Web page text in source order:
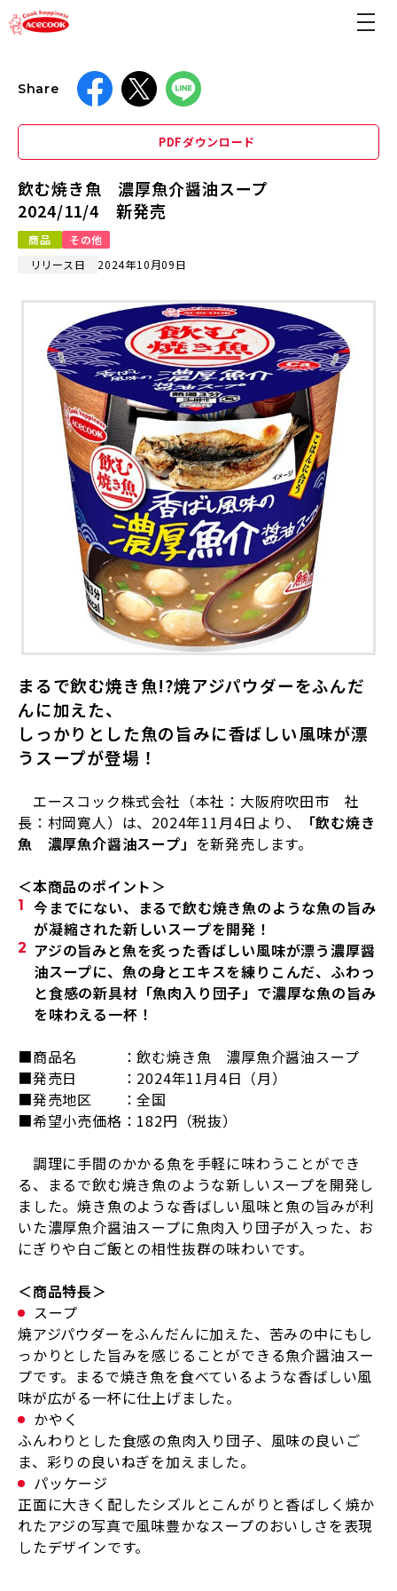
Share
PDFダウンロード
飲む焼き魚 濃厚魚介醤油スープ
2024/11/4 新発売
商品
その他
リリース日
2024年10月09日
まるで飲む焼き魚!?焼アジパウダーをふんだ
んに加えた、
しっかりとした魚の旨みに香ばしい風味が漂
うスープが登場！
エースコック株式会社（本社：大阪府吹田市 社
長：村岡寛人）は、 2024年11月4日より、
「飲む焼き
魚 濃厚魚介醤油スープ」 を新発売します。
＜本商品のポイント＞
今までにない、まるで飲む焼き魚のような魚の旨み
が凝縮された新しいスープを開発！
アジの旨みと魚を炙った香ばしい風味が漂う濃厚醤
油スープに、魚の身とエキスを練りこんだ、ふわっ
と食感の新具材「魚肉入り団子」で濃厚な魚の旨み
を味わえる一杯！
■商品名 ：飲む焼き魚 濃厚魚介醤油スープ
■発売日 ： 2024年11月4日（月）
■発売地区 ：全国
■希望小売価格： 182円（税抜）
調理に手間のかかる魚を手軽に味わうことができ
る、まるで飲む焼き魚のような新しいスープを開発し
ました。焼き魚のような香ばしい風味と魚の旨みが利
いた濃厚魚介醤油スープに魚肉入り団子が入った、お
にぎりや白ご飯との相性抜群の味わいです。
＜商品特長＞
スープ
焼アジパウダーをふんだんに加えた、苦みの中にもし
っかりとした旨みを感じることができる魚介醤油スー
プです。まるで焼き魚を食べているような香ばしい風
味が広がる一杯に仕上げました。
かやく
ふんわりとした食感の魚肉入り団子、風味の良いご
ま、彩りの良いねぎを加えました。
パッケージ
正面に大きく配したシズルとこんがりと香ばしく焼か
れたアジの写真で風味豊かなスープのおいしさを表現
したデザインです。